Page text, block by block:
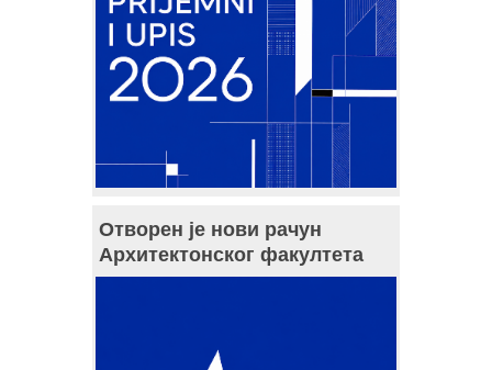
Отворен је нови рачун
Архитектонског факултета